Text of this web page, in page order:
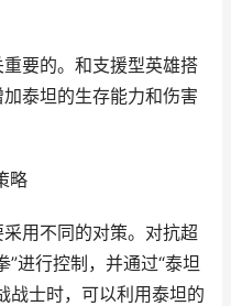
要的。和支援型英雄搭
泰坦的生存能力和伤害
略
用不同的对策。对抗超
”进行控制，并通过“泰坦
战士时，可以利用泰坦的